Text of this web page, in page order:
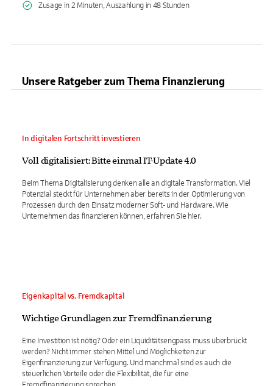
Zusage in 2 Minuten, Auszahlung in 48 Stunden
Unsere Ratgeber zum Thema Finanzierung
In digitalen Fortschritt investieren
Voll digitalisiert: Bitte einmal IT-Update 4.0
Beim Thema Digitalisierung denken alle an digitale Transformation. Viel
Potenzial steckt für Unternehmen aber bereits in der Optimierung von
Prozessen durch den Einsatz moderner Soft- und Hardware. Wie
Unternehmen das finanzieren können, erfahren Sie hier.
Eigenkapital vs. Fremdkapital
Wichtige Grundlagen zur Fremdfinanzierung
Eine Investition ist nötig? Oder ein Liquiditätsengpass muss überbrückt
werden? Nicht immer stehen Mittel und Möglichkeiten zur
Eigenfinanzierung zur Verfügung. Und manchmal sind es auch die
steuerlichen Vorteile oder die Flexibilität, die für eine